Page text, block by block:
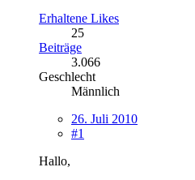
Erhaltene Likes
25
Beiträge
3.066
Geschlecht
Männlich
26. Juli 2010
#1
Hallo,